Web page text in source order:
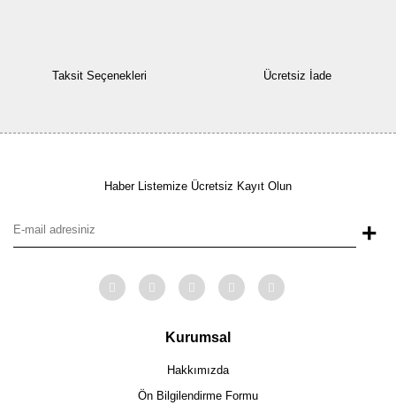
Taksit Seçenekleri Ücretsiz İade
Haber Listemize Ücretsiz Kayıt Olun
+
Kurumsal
Hakkımızda
Ön Bilgilendirme Formu